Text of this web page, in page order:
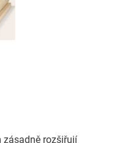
zásadně rozšiřují